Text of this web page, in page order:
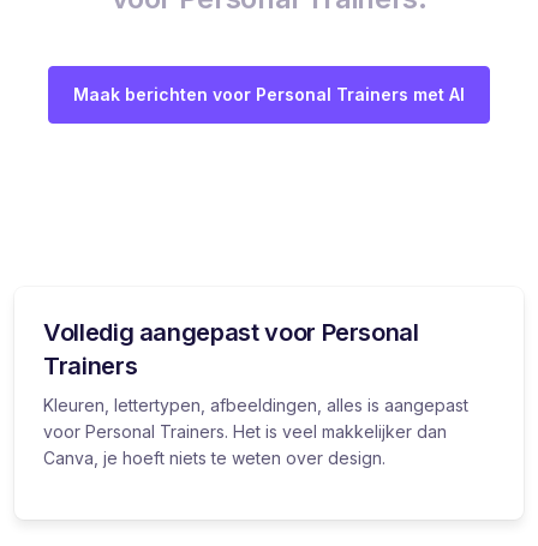
Maak berichten voor Personal Trainers met AI
Volledig aangepast voor Personal
Trainers
Kleuren, lettertypen, afbeeldingen, alles is aangepast
voor Personal Trainers. Het is veel makkelijker dan
Canva, je hoeft niets te weten over design.